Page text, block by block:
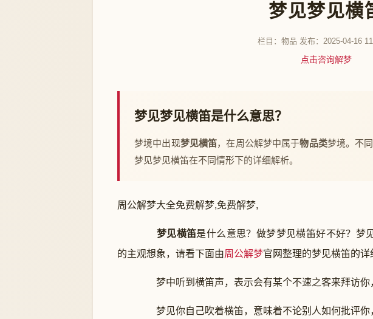
梦见梦见横
栏目： 物品 发布：2025-04-16
点击咨询解梦
梦见梦见横笛是什么意思？
梦境中出现梦见横笛，在周公解梦中属于物品类梦境。不
梦见梦见横笛在不同情形下的详细解析。
周公解梦大全免费解梦,免费解梦,
梦见横笛是什么意思？做梦梦见横笛好不好？梦
的主观想象，请看下面由周公解梦官网整理的梦见横笛的详
梦中听到横笛声，表示会有某个不速之客来拜访你
梦见你自己吹着横笛，意味着不论别人如何批评你